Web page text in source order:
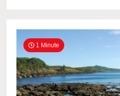
1 Minute